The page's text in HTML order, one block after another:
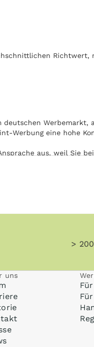
Richtwert,
Werbung eine hohe
aus, weil Sie
Ihre Anzeige in
Print-Werbung in
Printmedien
wieder mit Ihrer
Die Nutzung von
oder U-Bahn auf dem
>
uns